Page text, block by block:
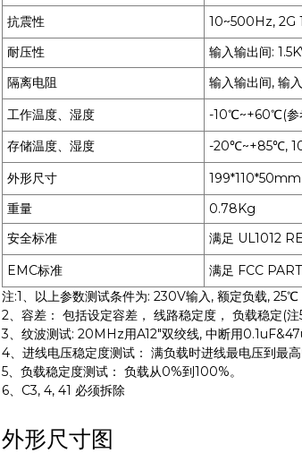
抗震性
10~500Hz, 2G
耐压性
输入输出间:
隔离电阻
输入输出间, 输
工作温度、湿度
-10℃~+60℃(参
存储温度、湿度
-20℃~+85℃,
外形尺寸
199*110*50mm
重量
0.78Kg
安全标准
满足 UL1012
EMC标准
满足 FCC
注:1、以上参数测试条件为: 230V输入, 额定负载, 25℃
2、容差： 包括设定容差， 线路稳定度， 负载稳定(注
3、纹波测试: 20MHz用A12"双绞线, 中断用
4、进线电压稳定度测试： 满负载时进线最电压到最高
5、负载稳定度测试： 负载从0%到100%。
6、C3, 4, 41 必须拆除
外形尺寸图